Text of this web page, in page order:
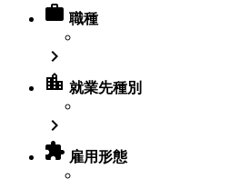
 職種

location_city 就業先種別

 雇用形態